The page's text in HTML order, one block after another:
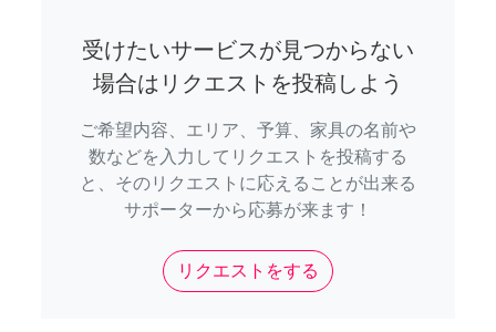
受けたいサービスが見つからない
場合はリクエストを投稿しよう
ご希望内容、エリア、予算、家具の名前や
数などを入力してリクエストを投稿する
と、そのリクエストに応えることが出来る
サポーターから応募が来ます！
リクエストをする